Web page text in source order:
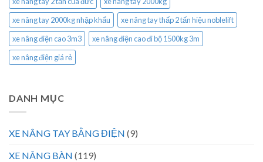
xe nâng tay 2000kg nhập khẩu
xe nâng tay thấp 2 tấn hiệu noblelift
xe nâng điện cao 3m3
xe nâng điện cao đi bộ 1500kg 3m
xe nâng điện giá rẻ
DANH MỤC
XE NÂNG TAY BẰNG ĐIỆN (9)
XE NÂNG BÀN (119)